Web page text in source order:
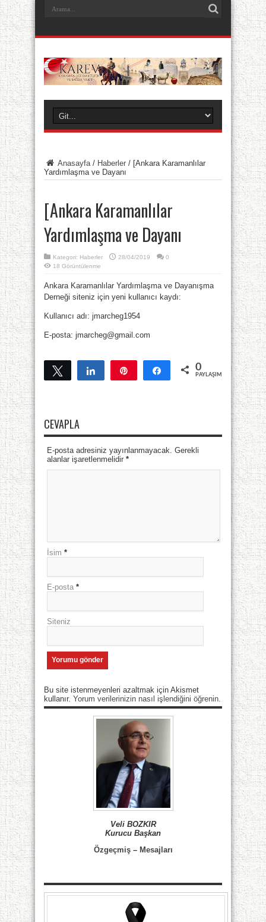
Anasayfa / Haberler / [Ankara Karamanlılar
Yardımlaşma ve Dayanı
[Ankara Karamanlılar
Yardımlaşma ve Dayanı
Kategori: Haberler 28/04/2019
0
18 Görüntülenme
Ankara Karamanlılar Yardımlaşma ve Dayanışma
Derneği siteniz için yeni kullanıcı kaydı:
Kullanıcı adı: jmarcheg1954
E-posta: jmarcheg@gmail.com
Tweetle Paylaş Paylaş 0
PAYLAŞIMLAR
CEVAPLA
E-posta adresiniz yayınlanmayacak. Gerekli
alanlar işaretlenmelidir *
İsim *
E-posta *
Siteniz
Bu site istenmeyenleri azaltmak için Akismet
kullanır. Yorum verilerinizin nasıl işlendiğini öğrenin.
Veli BOZKIR
Kurucu Başkan
Özgeçmiş– Mesajları